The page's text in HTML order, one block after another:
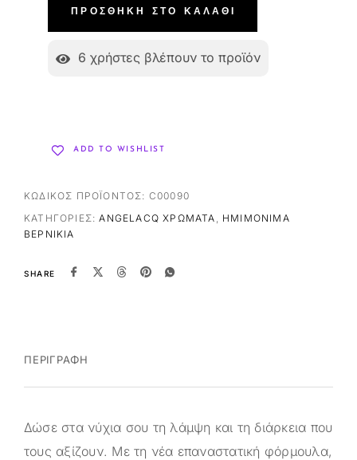
ΠΡΟΣΘΉΚΗ ΣΤΟ ΚΑΛΆΘΙ
6 χρήστες βλέπουν το προϊόν
ADD TO WISHLIST
ΚΩΔΙΚΌΣ ΠΡΟΪΌΝΤΟΣ: C00090
ΚΑΤΗΓΟΡΊΕΣ:ANGELACQ ΧΡΏΜΑΤΑ , ΗΜΙΜΌΝΙΜΑ
ΒΕΡΝΊΚΙΑ
SHARE
ΠΕΡΙΓΡΑΦΉ
Δώσε στα νύχια σου τη λάμψη και τη διάρκεια που
τους αξίζουν. Με τη νέα επαναστατική φόρμουλα,